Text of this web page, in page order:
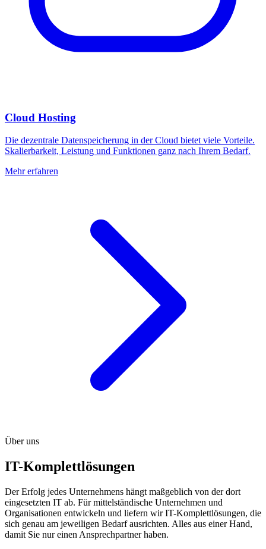
Cloud Hosting
Die dezentrale Datenspeicherung in der Cloud bietet viele Vorteile.
Skalierbarkeit, Leistung und Funktionen ganz nach Ihrem Bedarf.
Mehr erfahren
Über uns
IT-Komplettlösungen
Der Erfolg jedes Unternehmens hängt maßgeblich von der dort
eingesetzten IT ab. Für mittelständische Unternehmen und
Organisationen entwickeln und liefern wir IT-Komplettlösungen, die
sich genau am jeweiligen Bedarf ausrichten. Alles aus einer Hand,
damit Sie nur einen Ansprechpartner haben.